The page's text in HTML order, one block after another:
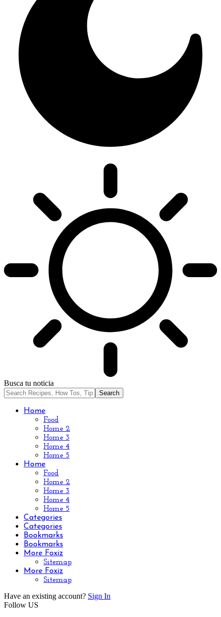
Busca tu noticia
Home
Food
Home 2
Home 3
Home 4
Home 5
Home
Food
Home 2
Home 3
Home 4
Home 5
Categories
Categories
Bookmarks
Bookmarks
More Foxiz
Sitemap
More Foxiz
Sitemap
Have an existing account? Sign In
Follow US